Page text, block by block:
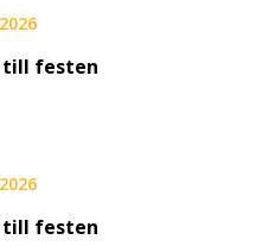
till festen
till festen